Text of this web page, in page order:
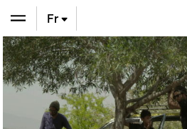
En
De
Fr